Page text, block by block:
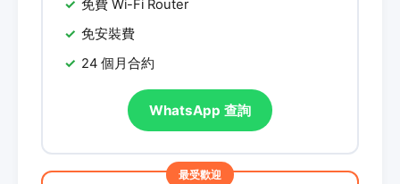
免費 Wi-Fi Router
免安裝費
24 個月合約
WhatsApp 查詢